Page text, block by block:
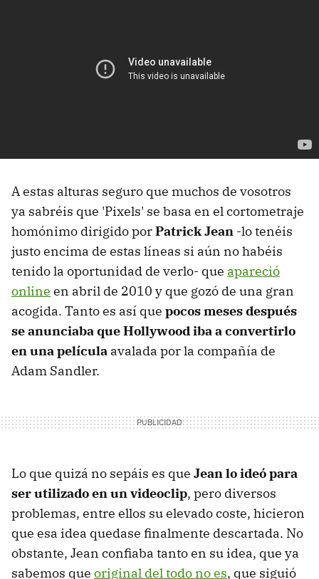
A estas alturas seguro que muchos de vosotros
ya sabréis que 'Pixels' se basa en el cortometraje
homónimo dirigido porPatrick Jean -lo tenéis
justo encima de estas líneas si aún no habéis
tenido la oportunidad de verlo- que apareció
online en abril de 2010 y que gozó de una gran
acogida. Tanto es así que pocos meses después
se anunciaba que Hollywood iba a convertirlo
en una película avalada por la compañía de
Adam Sandler.
Lo que quizá no sepáis es que Jean lo ideó para
ser utilizado en un videoclip, pero diversos
problemas, entre ellos su elevado coste, hicieron
que esa idea quedase finalmente descartada. No
obstante, Jean confiaba tanto en su idea, que ya
sabemos que original del todo no es, que siguió